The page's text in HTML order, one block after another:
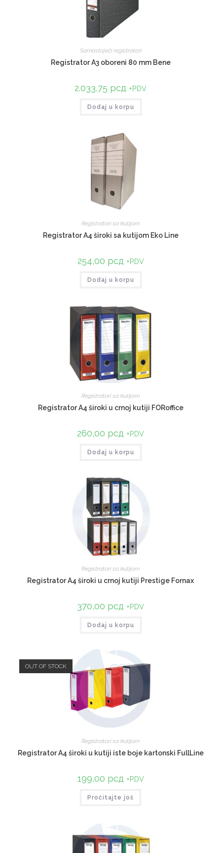
Samostojeći registratori
Registrator A3 oboreni 80 mm Bene
2.033,75 рсд +PDV
Dodaj u korpu
Registratori sa kutijom
Registrator A4 široki sa kutijom Eko Line
254,00 рсд +PDV
Dodaj u korpu
Registratori sa kutijom
Registrator A4 široki u crnoj kutiji FORoffice
260,00 рсд +PDV
Dodaj u korpu
Registratori sa kutijom
Registrator A4 široki u crnoj kutiji Prestige Fornax
370,00 рсд +PDV
Dodaj u korpu
OUT OF STOCK
Registratori sa kutijom
Registrator A4 široki u kutiji iste boje kartonski FullLine
199,00 рсд +PDV
Pročitajte još